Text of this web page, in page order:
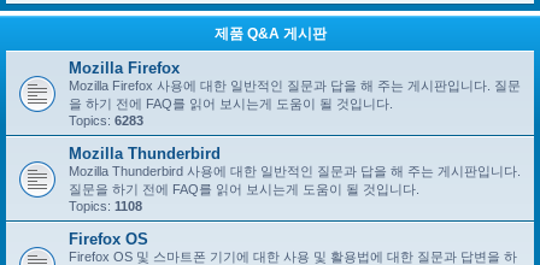
제품 Q&A 게시판
Mozilla Firefox
Mozilla Firefox 사용에 대한 일반적인 질문과 답을 해 주는 게시판입니다. 질문
을 하기 전에 FAQ를 읽어 보시는게 도움이 될 것입니다.
Topics: 6283
Mozilla Thunderbird
Mozilla Thunderbird 사용에 대한 일반적인 질문과 답을 해 주는 게시판입니다.
질문을 하기 전에 FAQ를 읽어 보시는게 도움이 될 것입니다.
Topics: 1108
Firefox OS
Firefox OS 및 스마트폰 기기에 대한 사용 및 활용법에 대한 질문과 답변을 하